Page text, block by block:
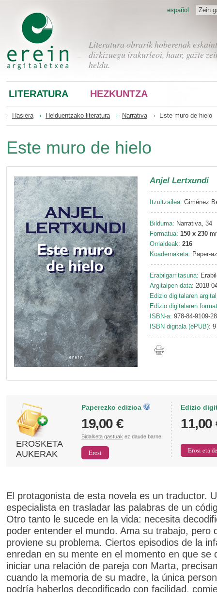
Literatura obrarik hoberenak
dizkizuegu irakurleoi, haur, gazte
heldu.
Zein
español
LITERATURA HEZKUNTZA
Hasiera Helduentzako literatura Narrativa Este muro de hielo
Este muro de hielo
Anjel Lertxundi
Itzultzailea: Giménez
Bilduma: Narrativa, 34
Formatua: 150 x 230
Orrialdeak: 216
Koadernaketa: Paper-
Erabilgarritasuna:
Argitalpen data: 2018-
Edizio digitalaren
Edizio digitalaren
ISBN-a: 978-84-9109-
ISBN digitala (ePUB):
EROSKETA
AUKERAK
Paperezko edizioa
19,00 €
Bidalketa gastuak ez daude barne
Edizio
11,00
El protagonista de esta novela es un traductor.
especialista en trasladar las palabras de un
Otro tanto le sucede en la vida: necesita
poder entender el mundo. Ama su trabajo, pero
proviene su problema. Ciertos episodios de la
enredan en su mente en el momento en que se
iniciar una relación de pareja con Marta,
cuando la memoria de su madre, la única
podría haberlos decodificado con facilidad,